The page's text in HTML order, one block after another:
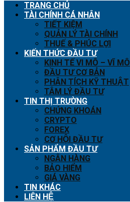
TRANG CHỦ
TÀI CHÍNH CÁ NHÂN
TIẾT KIỆM
QUẢN LÝ TÀI CHÍNH
THUẾ & PHÚC LỢI
KIẾN THỨC ĐẦU TƯ
KINH TẾ VI MÔ – VĨ MÔ
ĐẦU TƯ CƠ BẢN
PHÂN TÍCH KỸ THUẬT
TÂM LÝ ĐẦU TƯ
TIN THỊ TRƯỜNG
CHỨNG KHOÁN
CRYPTO
FOREX
CƠ HỘI ĐẦU TƯ
SẢN PHẨM ĐẦU TƯ
NGÂN HÀNG
BẢO HIỂM
GIÁ VÀNG
TIN KHÁC
LIÊN HỆ